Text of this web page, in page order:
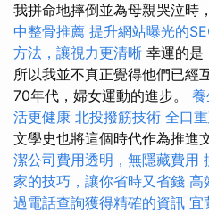
我拼命地摔倒並為母親哭泣時
中整骨推薦 提升網站曝光的
方法，讓視力更清晰 幸運的是
所以我並不真正覺得他們已經
70年代，婦女運動的進步。
活更健康 北投撥筋技術 全口
文學史也將這個時代作為推進
潔公司費用透明，無隱藏費用
家的技巧，讓你省時又省錢 高
過電話查詢獲得精確的資訊 宜